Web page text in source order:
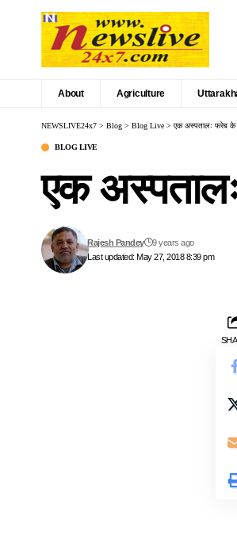
About Agriculture
NEWSLIVE24x7 > Blog > Blog Live > एक अस्पतालः फरेब के
BLOG LIVE
एक
Last updated: May 27, 2018 8:39 pm
Rajesh Pandey 9 years ago